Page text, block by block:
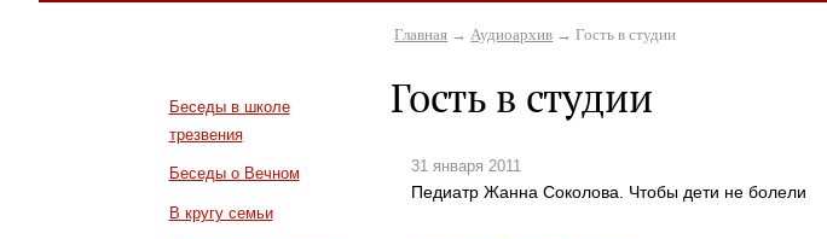
Беседы в школе
трезвения
Беседы о Вечном
В кругу семьи
Главная → Аудиоархив → Гость в студии
Гость в студии
31 января 2011
Педиатр Жанна Соколова. Чтобы дети не болели